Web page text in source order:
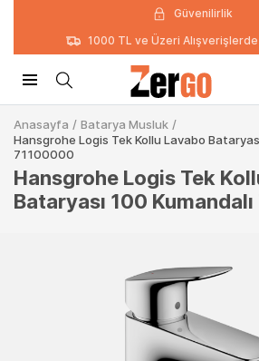
Güvenilirlik
1000 TL ve Üzeri
Anasayfa / Batarya Musluk /
Hansgrohe Logis Tek Kollu Lavabo
71100000
Hansgrohe Logis Tek
Bataryası 100